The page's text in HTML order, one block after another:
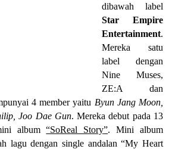
dibawah label
Star Empire
Entertainment.
Mereka satu
label dengan
Nine Muses,
ZE:A dan
4 member yaitu Byun Jang Moon,
Joo Dae Gun. Mereka debut pada 13
album“SoReal Story”. Mini album
lagu dengan single andalan “My Heart